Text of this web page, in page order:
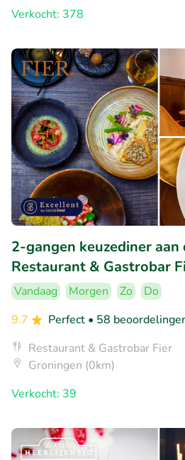
Verkocht: 378
2-gangen keuzediner aan
Restaurant & Gastrobar
Vandaag Morgen Zo
Do
9.7
Perfect • 58
Restaurant & Gastrobar Fier
Groningen (0km)
Verkocht: 39